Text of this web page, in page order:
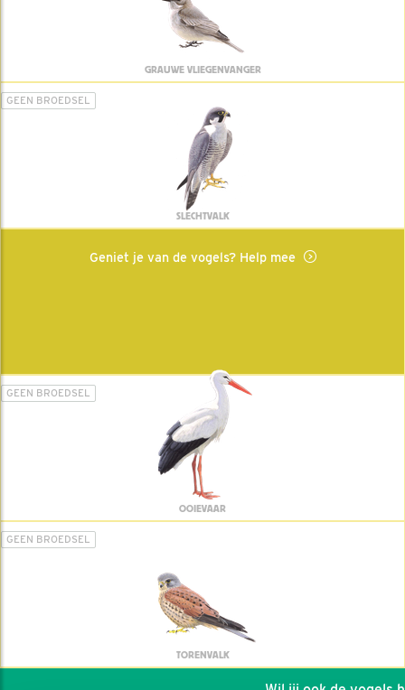
GRAUWE VLIEGENVANGER
GEEN BROEDSEL
SLECHTVALK
Geniet je van de vogels? Help mee
GEEN BROEDSEL
OOIEVAAR
GEEN BROEDSEL
TORENVALK